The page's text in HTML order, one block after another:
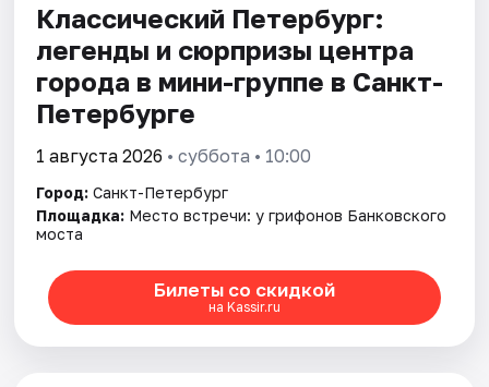
Города
Площадки
Артисты
Рейтинги
Классический Петербург:
легенды и сюрпризы центра
города в мини-группе в Санкт-
Петербурге
1 августа 2026 • суббота • 10:00
Город: Санкт-Петербург
Площадка: Место встречи: у грифонов Банковского
моста
Билеты со скидкой
на Kassir.ru